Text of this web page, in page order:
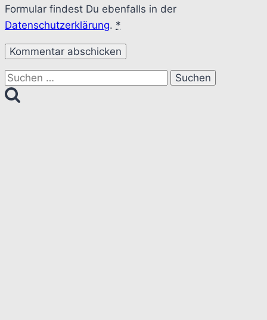
Formular findest Du ebenfalls in der
Datenschutzerklärung. *
Suchen
nach: